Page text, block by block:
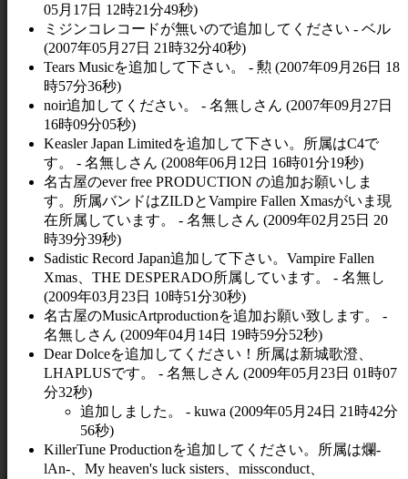
05月17日 12時21分49秒)
ミジンコレコードが無いので追加してください - ベル
(2007年05月27日 21時32分40秒)
Tears Musicを追加して下さい。 - 勲 (2007年09月26日 18
時57分36秒)
noir追加してください。 - 名無しさん (2007年09月27日
16時09分05秒)
Keasler Japan Limitedを追加して下さい。所属はC4で
す。 - 名無しさん (2008年06月12日 16時01分19秒)
名古屋のever free PRODUCTION の追加お願いしま
す。所属バンドはZILDとVampire Fallen Xmasがいま現
在所属しています。 - 名無しさん (2009年02月25日 20
時39分39秒)
Sadistic Record Japan追加して下さい。Vampire Fallen
Xmas、THE DESPERADO所属しています。 - 名無し
(2009年03月23日 10時51分30秒)
名古屋のMusicArtproductionを追加お願い致します。 -
名無しさん (2009年04月14日 19時59分52秒)
Dear Dolceを追加してください！所属は新城歌澄、
LHAPLUSです。 - 名無しさん (2009年05月23日 01時07
分32秒)
追加しました。 - kuwa (2009年05月24日 21時42分
56秒)
KillerTune Productionを追加してください。所属は爛-
lAn-、My heaven's luck sisters、missconduct、